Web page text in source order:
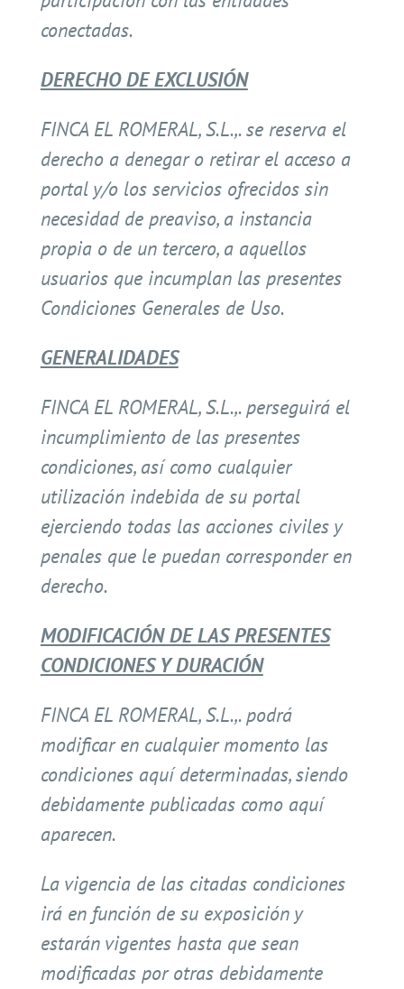
conectadas.
DERECHO DE EXCLUSIÓN
FINCA EL ROMERAL, S.L.,. se reserva el
derecho a denegar o retirar el acceso a
portal y/o los servicios ofrecidos sin
necesidad de preaviso, a instancia
propia o de un tercero, a aquellos
usuarios que incumplan las presentes
Condiciones Generales de Uso.
GENERALIDADES
FINCA EL ROMERAL, S.L.,. perseguirá el
incumplimiento de las presentes
condiciones, así como cualquier
utilización indebida de su portal
ejerciendo todas las acciones civiles y
penales que le puedan corresponder en
derecho.
MODIFICACIÓN DE LAS PRESENTES
CONDICIONES Y DURACIÓN
FINCA EL ROMERAL, S.L.,. podrá
modificar en cualquier momento las
condiciones aquí determinadas, siendo
debidamente publicadas como aquí
aparecen.
La vigencia de las citadas condiciones
irá en función de su exposición y
estarán vigentes hasta que sean
modificadas por otras debidamente